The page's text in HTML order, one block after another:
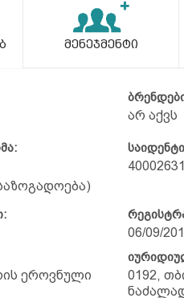
Მენეჯმენტი
არ აქვს
06/09/
ეროვნული
0192,